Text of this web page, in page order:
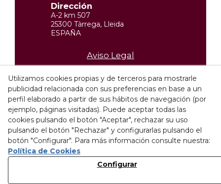
Dirección
A-2 km 507
25300 Tàrrega, Lleida
ESPAÑA
Aviso Legal
Política de Cookies
Condiciones de compra
Canal ético
Descubre nuestras
instalaciones
Utilizamos cookies propias y de terceros para mostrarle
publicidad relacionada con sus preferencias en base a un
perfil elaborado a partir de sus hábitos de navegación (por
ejemplo, páginas visitadas). Puede aceptar todas las
cookies pulsando el botón "Aceptar", rechazar su uso
pulsando el botón "Rechazar" y configurarlas pulsando el
botón "Configurar". Para más información consulte nuestra:
Política de Cookies
Configurar